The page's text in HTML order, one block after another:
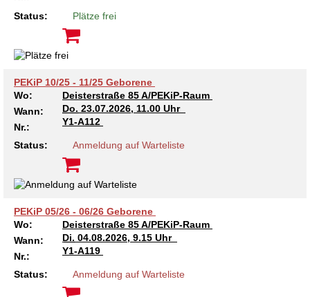
Kindertagesstätte Klaus-Müller-Kilian-Weg /
“Mäuseburg” / Familienzentrum
Kindertagesstätte Langes Feld “Deisterspatzen”
Familienzentrum
Kindertagesstätte Petermannstraße /
Familienzentrum
Kindertagesstätte Pfarrlandplatz
Kindertagesstätte Rosenbergstraße
Krippe Schleswiger Straße
Kindertagesstätte Hiltrud-Grote-Weg
Kindertagesstätte Johannes-Lau-Hof
Familienzentrum
Kindertagesstätte Klaus-Müller-Kilian-Weg /
“Mäuseburg” / Familienzentrum
Kindertagesstätte König-Ludwig-Straße
Kindertagesstätte Langes Feld “Deisterspatzen”
Kindertagesstätte Levester Straße
Status: Plätze frei
PEKiP 10/25 - 11/25 Geborene
Wo:
Deisterstraße 85 A/PEKiP-Raum
Wann:
Do. 23.07.2026, 11.00 Uhr
Nr.:
Y1-A112
Status: Anmeldung auf Warteliste
PEKiP 05/26 - 06/26 Geborene
Wo:
Deisterstraße 85 A/PEKiP-Raum
Wann:
Di. 04.08.2026, 9.15 Uhr
Nr.:
Y1-A119
Status: Anmeldung auf Warteliste